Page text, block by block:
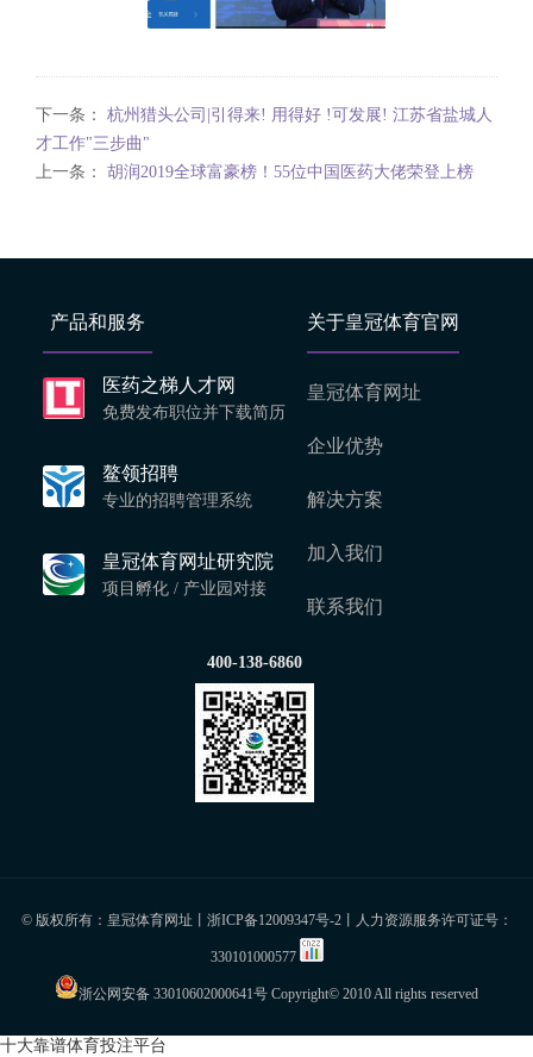
下一条： 杭州猎头公司|引得来! 用得好 !可发展! 江苏省盐城人
才工作"三步曲"
上一条： 胡润2019全球富豪榜！55位中国医药大佬荣登上榜
产品和服务
医药之梯人才网
免费发布职位并下载简历
鳌领招聘
专业的招聘管理系统
皇冠体育网址研究院
项目孵化 / 产业园对接
关于皇冠体育官网
皇冠体育网址
企业优势
解决方案
加入我们
联系我们
400-138-6860
© 版权所有：皇冠体育网址丨 浙ICP备12009347号-2丨人力资源服务许可证号：
330101000577
浙公网安备 33010602000641号 Copyright© 2010 All rights reserved
十大靠谱体育投注平台